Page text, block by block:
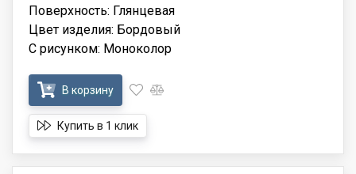
Поверхность: Глянцевая
Цвет изделия: Бордовый
С рисунком: Моноколор
В корзину
Купить в 1 клик